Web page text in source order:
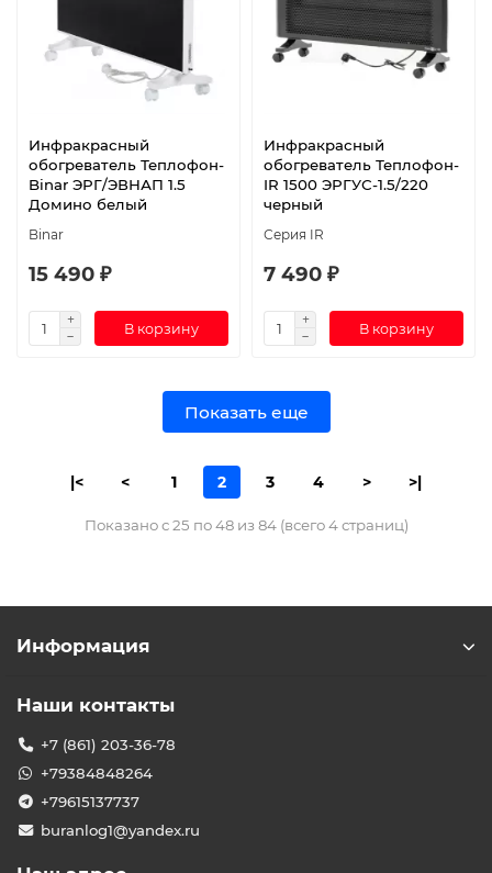
Инфракрасный
обогреватель Теплофон-
Binar ЭРГ/ЭВНАП 1.5
Домино белый
Binar
15 490 ₽
В корзину
Инфракрасный
обогреватель Теплофон-
IR 1500 ЭРГУС-1.5/220
черный
Серия IR
7 490 ₽
В корзину
Показать еще
|< < 1 2 3 4 > >|
Показано с 25 по 48 из 84 (всего 4 страниц)
Информация
Наши контакты
+7 (861) 203-36-78
+79384848264
+79615137737
buranlog1@yandex.ru